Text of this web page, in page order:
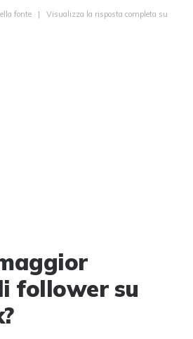
fonte | Visualizza la risposta completa su
follower su